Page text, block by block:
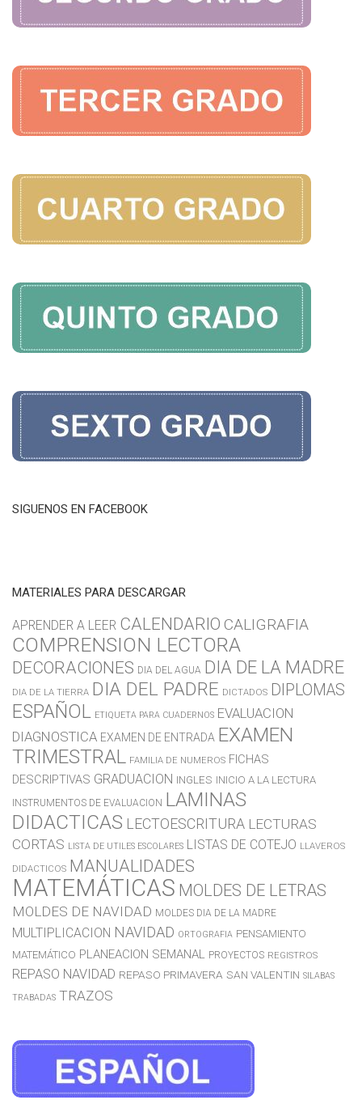
SIGUENOS EN FACEBOOK
MATERIALES PARA DESCARGAR
APRENDER A LEER CALENDARIO CALIGRAFIA
COMPRENSION LECTORA
DECORACIONES DIA DEL AGUA DIA DE LA MADRE
DIA DE LA TIERRA DIA DEL PADRE DICTADOS DIPLOMAS
ESPAÑOL ETIQUETA PARA CUADERNOS EVALUACION
DIAGNOSTICA EXAMEN DE ENTRADA EXAMEN
TRIMESTRAL FAMILIA DE NUMEROS FICHAS
DESCRIPTIVAS GRADUACION INGLES INICIO A LA LECTURA
INSTRUMENTOS DE EVALUACION LAMINAS
DIDACTICAS LECTOESCRITURA LECTURAS
CORTAS LISTA DE UTILES ESCOLARES LISTAS DE COTEJO LLAVEROS
DIDACTICOS MANUALIDADES
MATEMÁTICAS MOLDES DE LETRAS
MOLDES DE NAVIDAD MOLDES DIA DE LA MADRE
MULTIPLICACION NAVIDAD ORTOGRAFIA PENSAMIENTO
MATEMÁTICO PLANEACION SEMANAL PROYECTOS REGISTROS
REPASO NAVIDAD REPASO PRIMAVERA SAN VALENTIN SILABAS
TRABADAS TRAZOS